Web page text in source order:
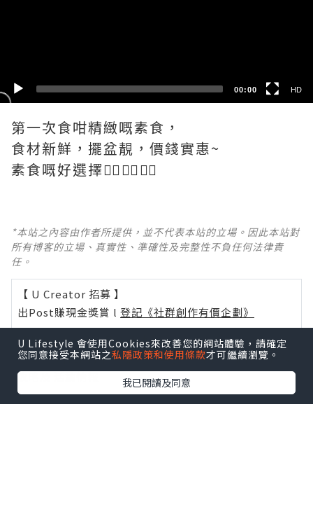
00:00 HD
第一次食咁精緻嘅素食，
食材新鮮，擺盆靚，價錢實惠~
素食嘅好選擇👍🏽👍🏽👍🏽
*本站之內容由作者所提供，並不代表本站的立場。因此本站對
所有博客的立場、真實性、準確性及完整性不負任何法律責
任。
【 U Creator 招募 】
出Post賺現金獎賞 l 登記《社群創作有價企劃》
【 睇Post + 參加品牌活動 】
瀏覽更多社群打卡丶旅遊丶美食丶親子丶寵物丶 扮靚
攻略
U Blog開咗WhatsApp啦！發掘更多吃喝玩樂資訊！
U Lifestyle 會使用Cookies來改善您的網站體驗，請確定
您同意接受本網站之私隱政策和使用條款才可繼續瀏覽。
我已閱讀及同意